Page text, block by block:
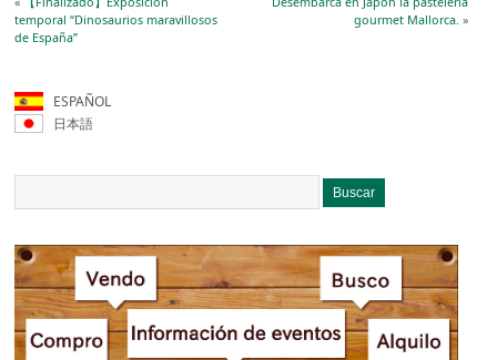
temporal “Dinosaurios maravillosos
de España”
gourmet Mallorca. »
ESPAÑOL
日本語